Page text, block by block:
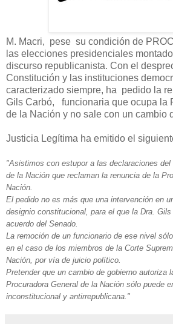
M. Macri, pese su condición de
las elecciones presidenciales
discurso republicanista. Con el
Constitución y las instituciones
caracterizado siempre, ha pedido la
Gils Carbó, funcionaria que ocupa la
de la Nación y no sale con un cambio
Justicia Legítima ha emitido el
"Asistimos con estupor a las declaraciones
de la Nación que reclaman la renuncia de la
Nación.
El pedido no es más que una intervención en
designio constitucional, para el que la Dra.
acuerdo del Senado.
La remoción de un funcionario de ese nivel
en el caso de los miembros de la Corte
Nación, por vía de juicio político.
Pretender que un cambio de gobierno autoriza
Procuradora General de la Nación sólo puede
inconstitucional y antirrepublicana."